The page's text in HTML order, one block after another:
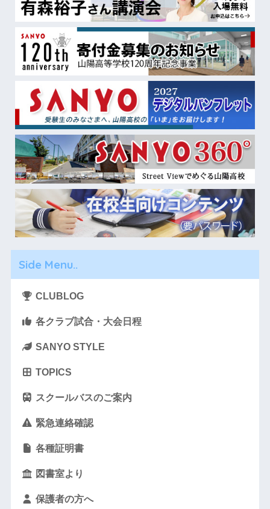
Side Menu..
CLUBLOG
各クラブ試合・大会日程
SANYO STYLE
TOPICS
スクールバスのご案内
緊急連絡確認
各種証明書
図書室より
保護者の方へ